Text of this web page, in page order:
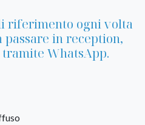
riferimento ogni volta
in reception,
WhatsApp.